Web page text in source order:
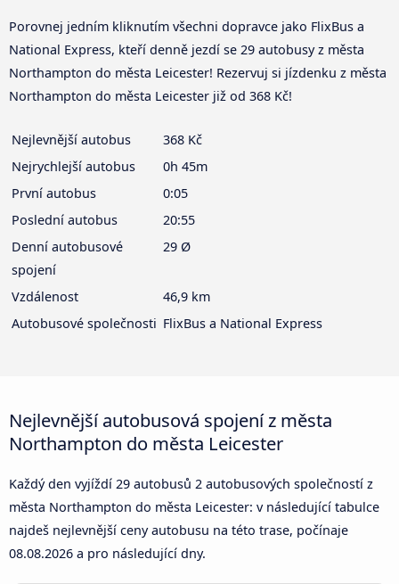
Porovnej jedním kliknutím všechni dopravce jako FlixBus a
National Express, kteří denně jezdí se 29 autobusy z města
Northampton do města Leicester! Rezervuj si jízdenku z města
Northampton do města Leicester již od 368 Kč!
Nejlevnější autobus
368 Kč
Nejrychlejší autobus
0h 45m
První autobus
0:05
Poslední autobus
20:55
Denní autobusové
spojení
29 Ø
Vzdálenost
46,9 km
Autobusové společnosti FlixBus a National Express
Nejlevnější autobusová spojení z města
Northampton do města Leicester
Každý den vyjíždí 29 autobusů 2 autobusových společností z
města Northampton do města Leicester: v následující tabulce
najdeš nejlevnější ceny autobusu na této trase, počínaje
08.08.2026 a pro následující dny.